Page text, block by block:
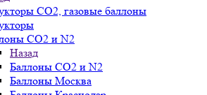
СО2, газовые баллоны
СО2 и N2
Назад
Баллоны СО2 и N2
Баллоны Москва